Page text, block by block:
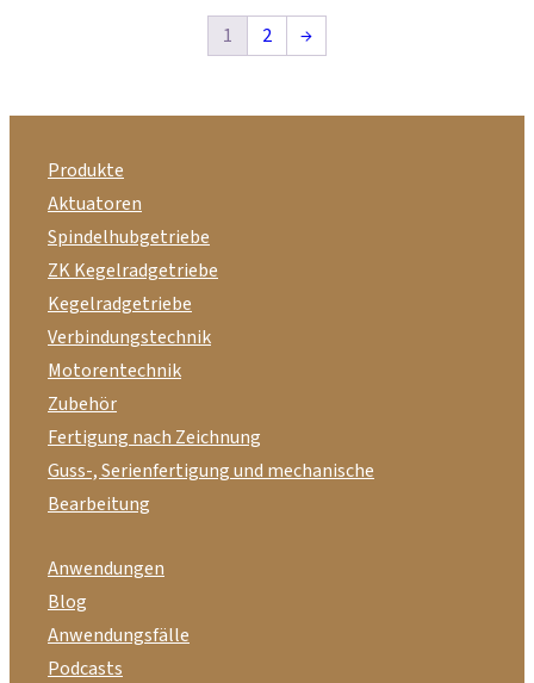
1 2 →
Produkte
Aktuatoren
Spindelhubgetriebe
ZK Kegelradgetriebe
Kegelradgetriebe
Verbindungstechnik
Motorentechnik
Zubehör
Fertigung nach Zeichnung
Guss-, Serienfertigung und mechanische
Bearbeitung
Anwendungen
Blog
Anwendungsfälle
Podcasts